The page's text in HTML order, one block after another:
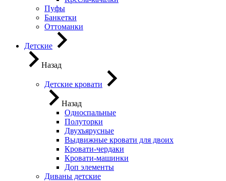
Пуфы
Банкетки
Оттоманки
Детские
Назад
Детские кровати
Назад
Односпальные
Полуторки
Двухъярусные
Выдвижные кровати для двоих
Кровати-чердаки
Кровати-машинки
Доп элементы
Диваны детские